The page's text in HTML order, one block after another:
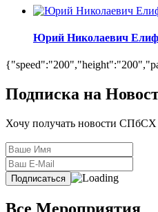
Юрий Николаевич
Подписка на
Хочу получать новости СПбСХ